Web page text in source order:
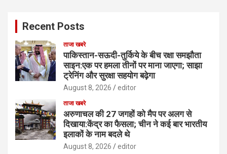
Recent Posts
ताजा खबरे
पाकिस्तान-सऊदी-तुर्किये के बीच रक्षा समझौता
साइन:एक पर हमला तीनों पर माना जाएगा; साझा
ट्रेनिंग और सुरक्षा सहयोग बढ़ेगा
August 8, 2026 editor
ताजा खबरे
अरुणाचल की 27 जगहों को मैप पर अलग से
दिखाया:केंद्र का फैसला; चीन ने कई बार भारतीय
इलाकों के नाम बदले थे
August 8, 2026 editor